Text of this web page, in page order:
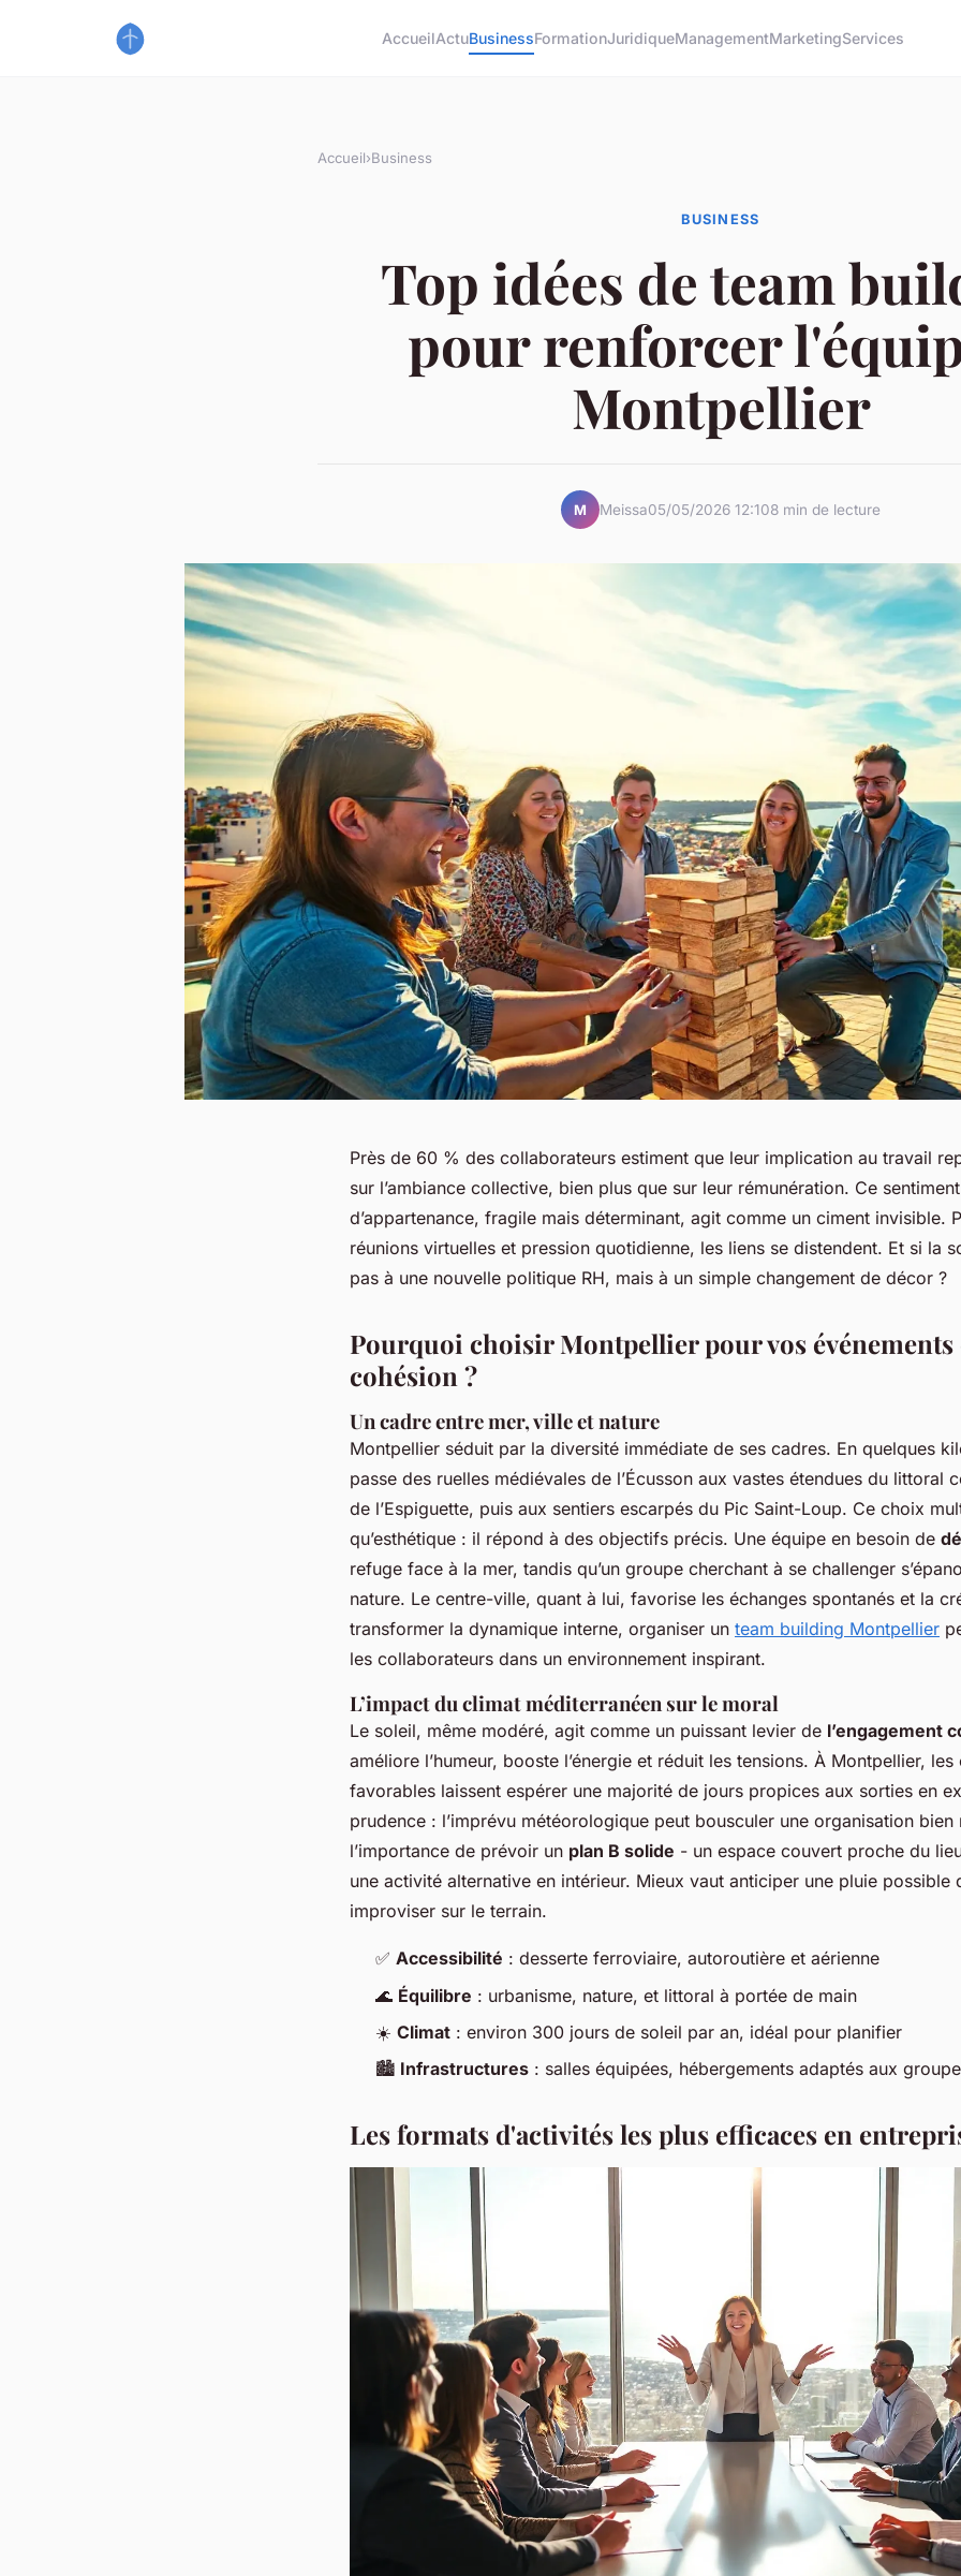
AccueilActuBusinessFormationJuridiqueManagementMarketingServices
Accueil›Business
BUSINESS
Top idées de team
pour renforcer
Montpellier
M Meissa05/05/2026 12:108 min de lecture
Près de 60 % des collaborateurs estiment que leur implication au travail
sur l’ambiance collective, bien plus que sur leur rémunération. Ce sentiment
d’appartenance, fragile mais déterminant, agit comme un ciment invisible.
réunions virtuelles et pression quotidienne, les liens se distendent. Et si la
pas à une nouvelle politique RH, mais à un simple changement de décor ?
Pourquoi choisir Montpellier pour vos événements
cohésion ?
Un cadre entre mer, ville et nature
Montpellier séduit par la diversité immédiate de ses cadres. En quelques
passe des ruelles médiévales de l’Écusson aux vastes étendues du littoral
de l’Espiguette, puis aux sentiers escarpés du Pic Saint-Loup. Ce choix
qu’esthétique : il répond à des objectifs précis. Une équipe en besoin de
refuge face à la mer, tandis qu’un groupe cherchant à se challenger
nature. Le centre-ville, quant à lui, favorise les échanges spontanés et la
transformer la dynamique interne, organiser un team building Montpellier
les collaborateurs dans un environnement inspirant.
L’impact du climat méditerranéen sur le moral
Le soleil, même modéré, agit comme un puissant levier de l’engagement
améliore l’humeur, booste l’énergie et réduit les tensions. À Montpellier,
favorables laissent espérer une majorité de jours propices aux sorties en
prudence : l’imprévu météorologique peut bousculer une organisation bien
l’importance de prévoir un plan B solide - un espace couvert proche du
une activité alternative en intérieur. Mieux vaut anticiper une pluie possible
improviser sur le terrain.
✅ Accessibilité : desserte ferroviaire, autoroutière et aérienne
🌊 Équilibre : urbanisme, nature, et littoral à portée de main
☀️ Climat : environ 300 jours de soleil par an, idéal pour planifier
🏙️ Infrastructures : salles équipées, hébergements adaptés aux
Les formats d'activités les plus efficaces en